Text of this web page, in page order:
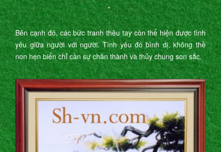
"
Bên cạnh đó, các bức tranh thêu tay còn thể hiện được tình
yêu giữa người với người. Tình yêu đó bình dị, không thề
non hẹn biển chỉ cần sự chân thành và thủy chung son sắc.